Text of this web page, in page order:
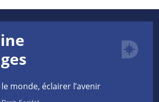
monde, éclairer l’avenir